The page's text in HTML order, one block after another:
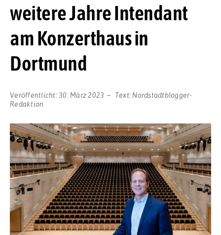
weitere Jahre Intendant
am Konzerthaus in
Dortmund
Veröffentlicht:30. März 2023 Text: Nordstadtblogger-
Redaktion